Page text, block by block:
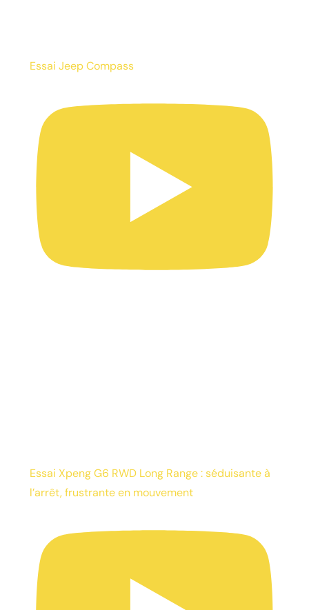
Essai Jeep Compass
Essai Xpeng G6 RWD Long Range : séduisante à
l’arrêt, frustrante en mouvement